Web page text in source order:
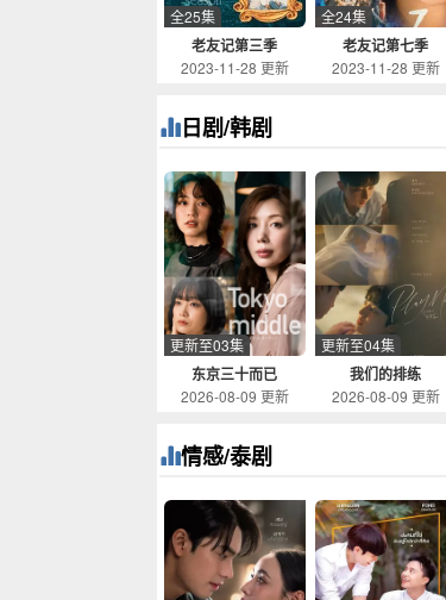
老友记第三季
全25集
2023-11-28 更新
老友记第七季
全24集
2023-11-28 更新
日剧/韩剧
东京三十而已
更新至03集
2026-08-09 更新
我们的排练
更新至04集
2026-08-09 更新
情感/泰剧